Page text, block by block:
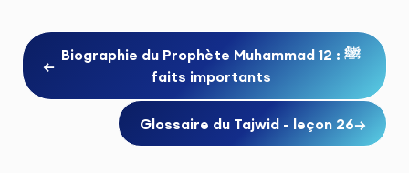
←
Biographie du Prophète Muhammad ﷺ : 12
faits importants
Glossaire du Tajwid - leçon 26→